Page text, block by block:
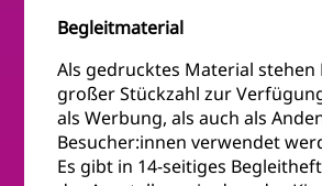
Begleitmaterial
Als gedrucktes Material
großer Stückzahl zur
als Werbung, als auch als
Besucher:innen verwendet
Es gibt in 14-seitiges